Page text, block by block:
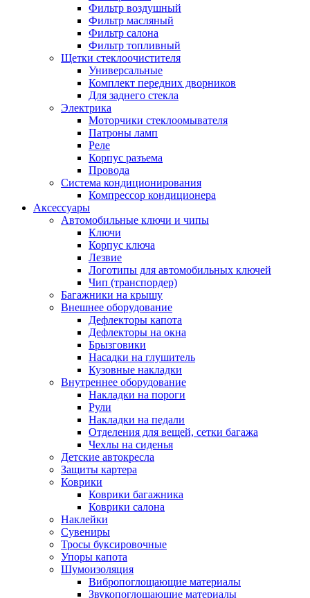
Фильтр воздушный
Фильтр масляный
Фильтр салона
Фильтр топливный
Щетки стеклоочистителя
Универсальные
Комплект передних дворников
Для заднего стекла
Электрика
Моторчики стеклоомывателя
Патроны ламп
Реле
Корпус разъема
Провода
Система кондиционирования
Компрессор кондиционера
Аксессуары
Автомобильные ключи и чипы
Ключи
Корпус ключа
Лезвие
Логотипы для автомобильных ключей
Чип (транспордер)
Багажники на крышу
Внешнее оборудование
Дефлекторы капота
Дефлекторы на окна
Брызговики
Насадки на глушитель
Кузовные накладки
Внутреннее оборудование
Накладки на пороги
Рули
Накладки на педали
Отделения для вещей, сетки багажа
Чехлы на сиденья
Детские автокресла
Защиты картера
Коврики
Коврики багажника
Коврики салона
Наклейки
Сувениры
Тросы буксировочные
Упоры капота
Шумоизоляция
Вибропоглощающие материалы
Звукопоглощающие материалы